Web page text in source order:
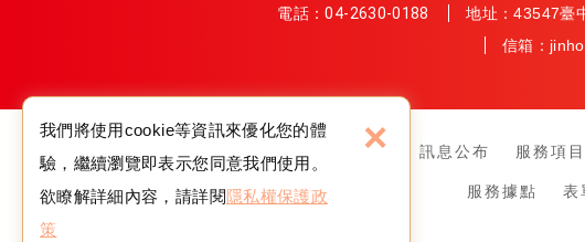
我們將使用cookie等資訊來優化您的體
驗，繼續瀏覽即表示您同意我們使用。
欲瞭解詳細內容，請詳閱隱私權保護政
策
×
電話：04-2630-0188 地址：43547臺
信箱：
關於我們 訊息公布 服務項目
服務據點 表